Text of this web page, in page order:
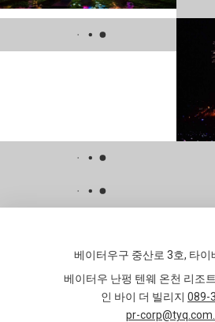
베이터우구 중산로 3호, 타이
베이터우 난펑 텐웨 온천 리조트
인 바이 더 빌리지 089-
pr-